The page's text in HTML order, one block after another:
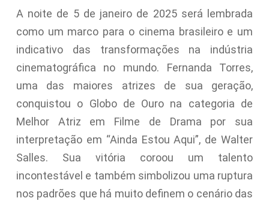
A noite de 5 de janeiro de 2025 será lembrada
como um marco para o cinema brasileiro e um
indicativo das transformações na indústria
cinematográfica no mundo. Fernanda Torres,
uma das maiores atrizes de sua geração,
conquistou o Globo de Ouro na categoria de
Melhor Atriz em Filme de Drama por sua
interpretação em “Ainda Estou Aqui”, de Walter
Salles. Sua vitória coroou um talento
incontestável e também simbolizou uma ruptura
nos padrões que há muito definem o cenário das